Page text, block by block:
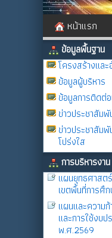
หน้าแรก
ข้อมูลพื้นฐาน
โครงสร้างและ
ข้อมูลผู้บริหาร
ข้อมูลการติดต่
ข่าวประชาสัม
ข่าวประชาสัม
โปร่งใส
การบริหารงาน
แผนยุทธศาสต
เขตพื้นที่การศึก
แผนและความก้
และการใช้งบ
พ.ศ.2569